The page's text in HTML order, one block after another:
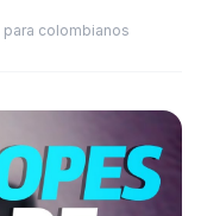
para colombianos